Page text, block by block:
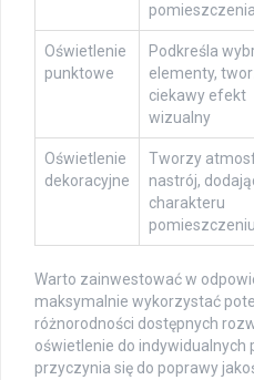
pomieszczenia
Oświetlenie
punktowe
Podkreśla
elementy,
ciekawy efekt
wizualny
Oświetlenie
dekoracyjne
Tworzy
nastrój,
charakteru
pomieszczeniu
Warto zainwestować w
maksymalnie wykorzystać
różnorodności dostępnych
oświetlenie do indywidualnych
przyczynia się do poprawy